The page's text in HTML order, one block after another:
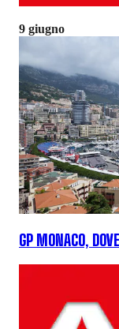
9 giugno
GP MONACO,